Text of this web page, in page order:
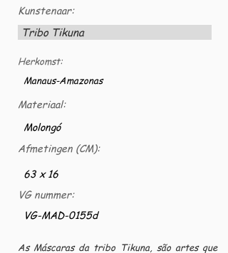
Kunstenaar:
Tribo Tikuna
Herkomst:
Manaus-Amazonas
Materiaal:
Molongó
Afmetingen (CM):
63 x 16
VG nummer:
VG-MAD-0155d
As Máscaras da tribo Tikuna, são artes que